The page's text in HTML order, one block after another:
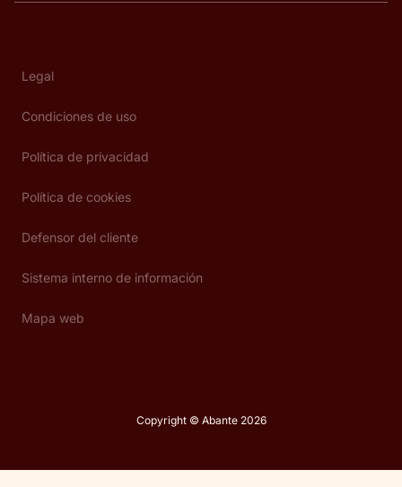
Legal
Condiciones de uso
Política de privacidad
Política de cookies
Defensor del cliente
Sistema interno de información
Mapa web
Copyright © Abante 2026